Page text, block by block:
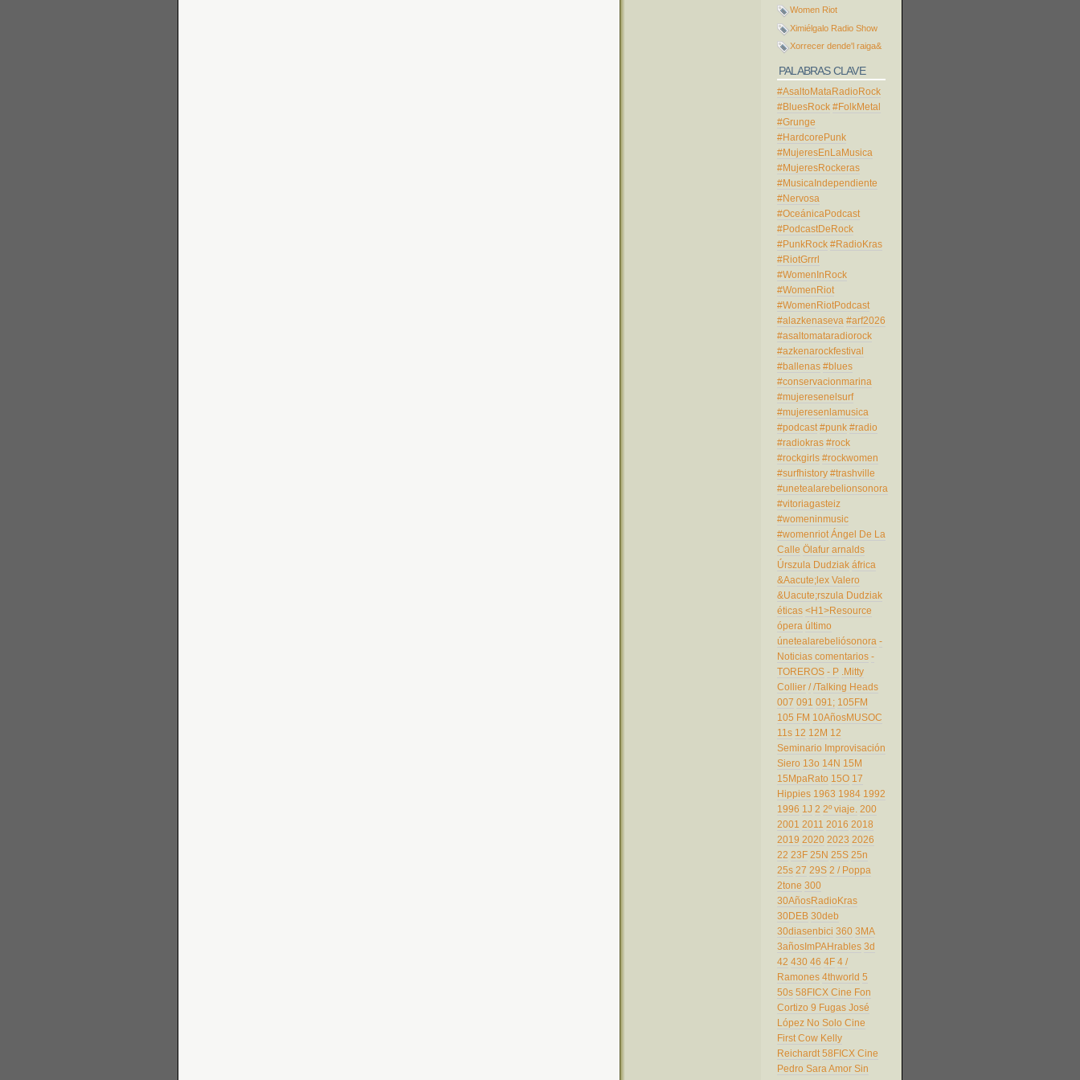
Women Riot
Ximiélgalo Radio Show
Xorrecer dende'l raiga&
PALABRAS CLAVE
#AsaltoMataRadioRock
#BluesRock #FolkMetal
#Grunge
#HardcorePunk
#MujeresEnLaMusica
#MujeresRockeras
#MusicaIndependiente
#Nervosa
#OceánicaPodcast
#PodcastDeRock
#PunkRock #RadioKras
#RiotGrrrl
#WomenInRock
#WomenRiot
#WomenRiotPodcast
#alazkenaseva #arf2026
#asaltomataradiorock
#azkenarockfestival
#ballenas #blues
#conservacionmarina
#mujeresenelsurf
#mujeresenlamusica
#podcast #punk #radio
#radiokras #rock
#rockgirls #rockwomen
#surfhistory #trashville
#unetealarebelionsonora
#vitoriagasteiz
#womeninmusic
#womenriot Ángel De La
Calle Ölafur arnalds
Úrszula Dudziak áfrica
&Aacute;lex Valero
&Uacute;rszula Dudziak
éticas <H1>Resource
ópera último
únetealarebeliósonora -
Noticias comentarios -
TOREROS - P .Mitty
Collier / /Talking Heads
007 091 091; 105FM
105 FM 10AñosMUSOC
11s 12 12M 12
Seminario Improvisación
Siero 13o 14N 15M
15MpaRato 15O 17
Hippies 1963 1984 1992
1996 1J 2 2º viaje. 200
2001 2011 2016 2018
2019 2020 2023 2026
22 23F 25N 25S 25n
25s 27 29S 2 / Poppa
2tone 300
30AñosRadioKras
30DEB 30deb
30diasenbici 360 3MA
3añosImPAHrables 3d
42 430 46 4F 4 /
Ramones 4thworld 5
50s 58FICX Cine Fon
Cortizo 9 Fugas José
López No Solo Cine
First Cow Kelly
Reichardt 58FICX Cine
Pedro Sara Amor Sin